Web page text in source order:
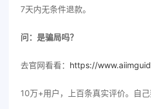
7天内无条件退款。
问：是骗局吗？
去官网看看： https://
10万+用户，上百条真实评价。自己